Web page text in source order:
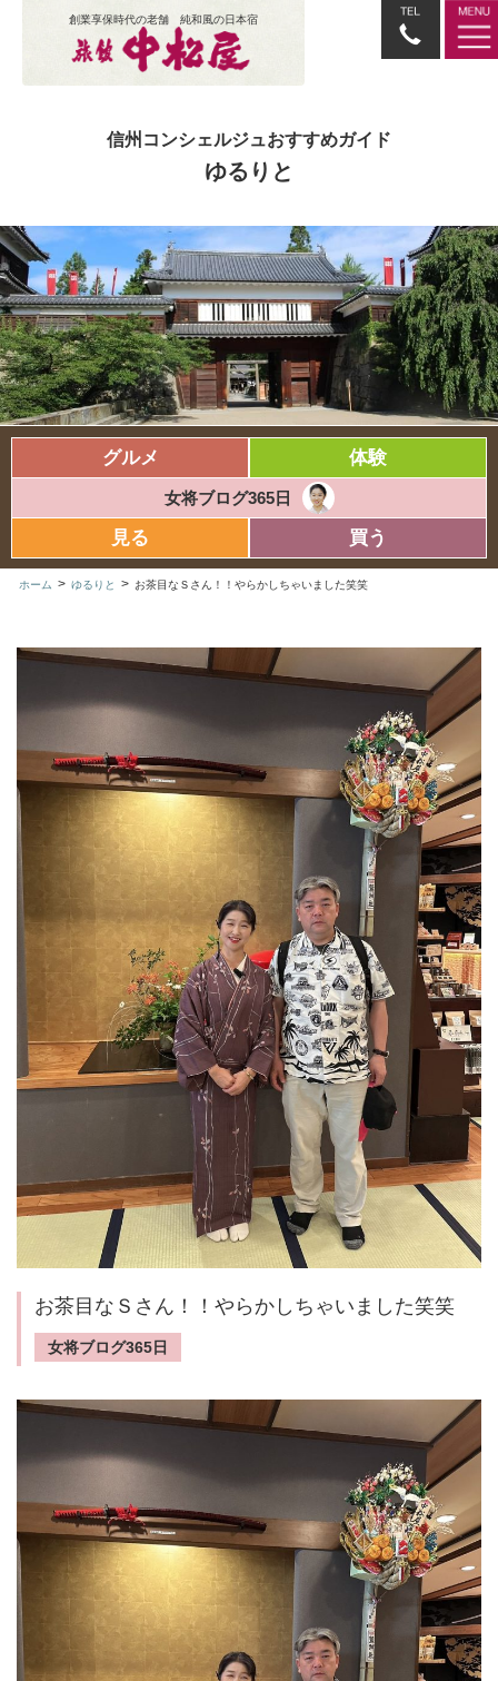
創業享保時代の老舗 純和風の日本宿
信州コンシェルジュおすすめガイド
ゆるりと
グルメ 体験
女将ブログ365日
見る 買う
ホーム > ゆるりと > お茶目なＳさん！！やらかしちゃいました笑笑
お茶目なＳさん！！やらかしちゃいました笑笑
女将ブログ365日